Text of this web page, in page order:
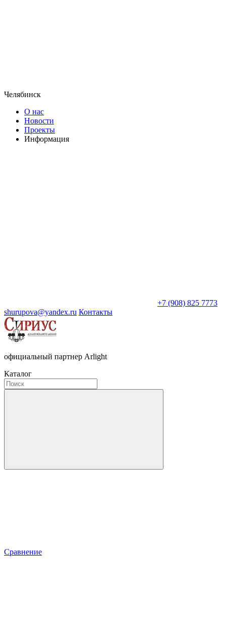
Челябинск
О нас
Новости
Проекты
Информация
+7 (908) 825 7773
shurupova@yandex.ru Контакты
официальный партнер Arlight
Каталог
Сравнение